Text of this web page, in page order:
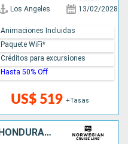
Los Angeles 13/02/2028
US$ 519 +Tasas
Animaciones Incluidas
Paquete WiFi*
Créditos para excursiones
Hasta 50% Off
ESTADOS UNIDOS, MÉXICO, HONDURAS, BELICE